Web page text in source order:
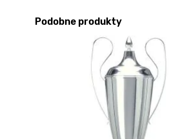
Podobne produkty